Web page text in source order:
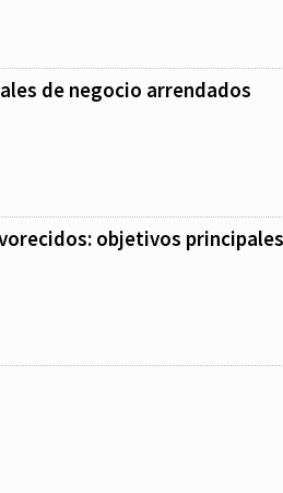
de negocio arrendados
objetivos